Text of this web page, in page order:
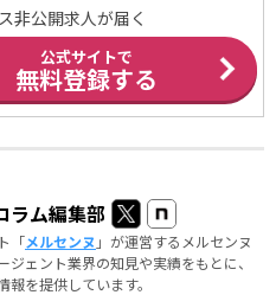
非公開求人が届く
公式サイトで
無料登録する
ラム編集部
「メルセンヌ 」が運営するメルセンヌ
ジェント業界の知見や実績をもとに、
報を提供しています。